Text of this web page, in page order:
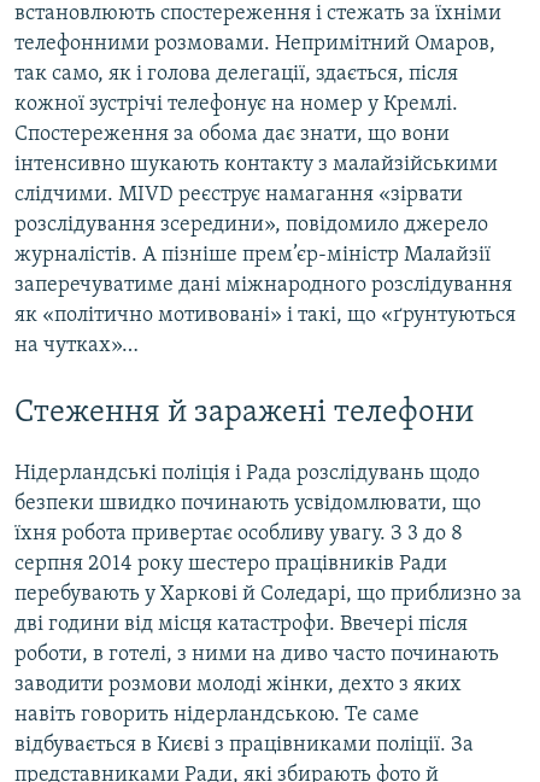
встановлюють спостереження і стежать за їхніми
телефонними розмовами. Непримітний Омаров,
так само, як і голова делегації, здається, після
кожної зустрічі телефонує на номер у Кремлі.
Спостереження за обома дає знати, що вони
інтенсивно шукають контакту з малайзійськими
слідчими. MIVD реєструє намагання «зірвати
розслідування зсередини», повідомило джерело
журналістів. А пізніше прем’єр-міністр Малайзії
заперечуватиме дані міжнародного розслідування
як «політично мотивовані» і такі, що «ґрунтуються
на чутках»…
Стеження й заражені телефони
Нідерландські поліція і Рада розслідувань щодо
безпеки швидко починають усвідомлювати, що
їхня робота привертає особливу увагу. З 3 до 8
серпня 2014 року шестеро працівників Ради
перебувають у Харкові й Соледарі, що приблизно за
дві години від місця катастрофи. Ввечері після
роботи, в готелі, з ними на диво часто починають
заводити розмови молоді жінки, дехто з яких
навіть говорить нідерландською. Те саме
відбувається в Києві з працівниками поліції. За
представниками Ради, які збирають фото й